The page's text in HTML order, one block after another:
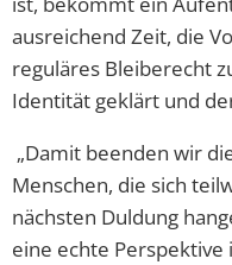
ausreichend Zeit, die
reguläres Bleiberecht
Identität geklärt und
„Damit beenden wir
Menschen, die sich
nächsten Duldung
eine echte Perspektive